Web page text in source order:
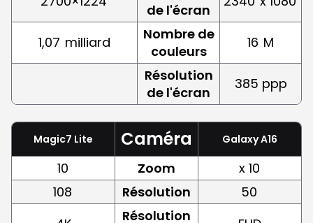
de l'écran
1,07 milliard
Nombre de
couleurs
16 M
Résolution
de l'écran
385 ppp
Magic7 Lite Caméra Galaxy A16
10 Zoom
x 10
108
Résolution
50
Résolution